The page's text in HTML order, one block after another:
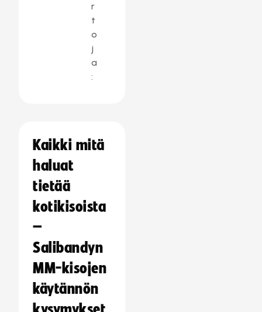
r
t
o
j
a
:
Kaikki mitä
haluat
tietää
kotikisoista
–
Salibandyn
MM-kisojen
käytännön